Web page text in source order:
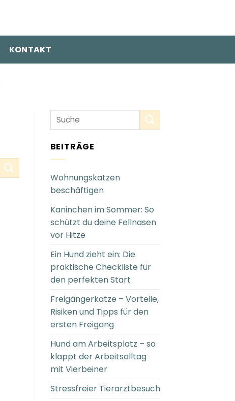
KONTAKT
BEITRÄGE
Wohnungskatzen
beschäftigen
Kaninchen im Sommer: So
schützt du deine Fellnasen
vor Hitze
Ein Hund zieht ein: Die
praktische Checkliste für
den perfekten Start
Freigängerkatze – Vorteile,
Risiken und Tipps für den
ersten Freigang
Hund am Arbeitsplatz – so
klappt der Arbeitsalltag
mit Vierbeiner
Stressfreier Tierarztbesuch